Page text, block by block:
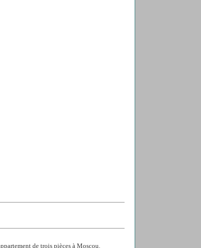
de trois pièces à Moscou.